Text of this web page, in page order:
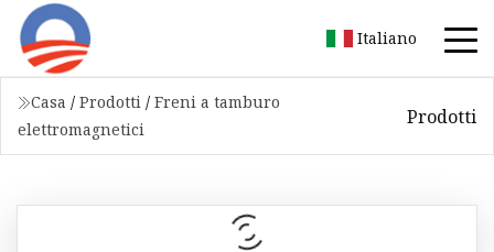
Italiano
Casa / Prodotti / Freni a tamburo
elettromagnetici
Prodotti